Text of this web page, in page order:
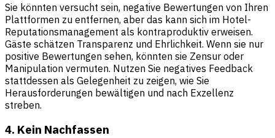
Sie könnten versucht sein, negative Bewertungen von Ihren
Plattformen zu entfernen, aber das kann sich im Hotel-
Reputationsmanagement als kontraproduktiv erweisen.
Gäste schätzen Transparenz und Ehrlichkeit. Wenn sie nur
positive Bewertungen sehen, könnten sie Zensur oder
Manipulation vermuten. Nutzen Sie negatives Feedback
stattdessen als Gelegenheit zu zeigen, wie Sie
Herausforderungen bewältigen und nach Exzellenz
streben.
4. Kein Nachfassen